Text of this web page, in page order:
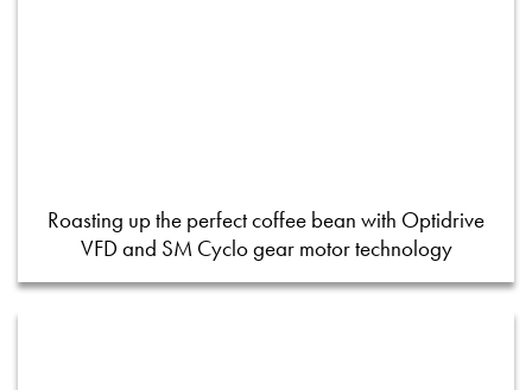
Roasting up the perfect coffee bean with Optidrive
VFD and SM Cyclo gear motor technology